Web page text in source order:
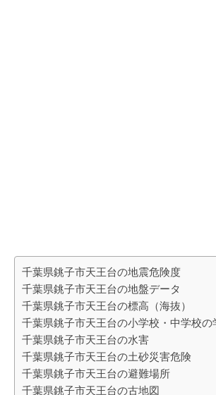
千葉県銚子市天王台の地震危険度
千葉県銚子市天王台の地盤データ
千葉県銚子市天王台の標高（海抜）
千葉県銚子市天王台の小学校・中学校の
千葉県銚子市天王台の水害
千葉県銚子市天王台の土砂災害危険
千葉県銚子市天王台の避難場所
千葉県銚子市天王台の古地図